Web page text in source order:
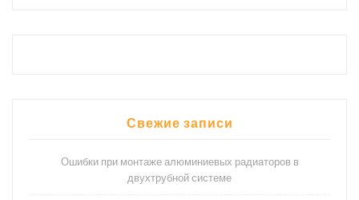
Свежие записи
Ошибки при монтаже алюминиевых радиаторов в
двухтрубной системе